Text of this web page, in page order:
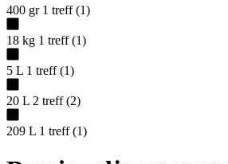
400 gr 1 treff (1)
18 kg 1 treff (1)
5 L 1 treff (1)
20 L 2 treff (2)
209 L 1 treff (1)